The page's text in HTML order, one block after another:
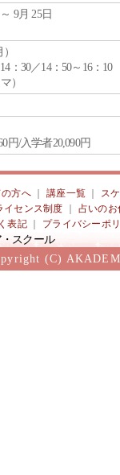
9月 25日
）
：30／14：50～16：10
）
円/入学者20,090円
方へ 講座一覧
ス
イセンス制度
占いのお
表記 プライバシーポ
(C)